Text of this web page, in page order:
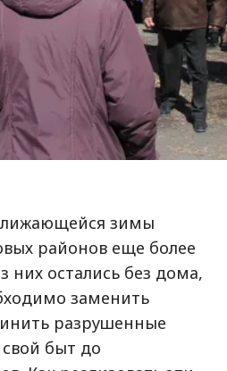
зимы
районов еще более
них остались без дома,
заменить
разрушенные
быт до